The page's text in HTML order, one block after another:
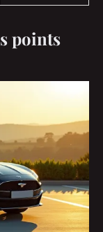
points